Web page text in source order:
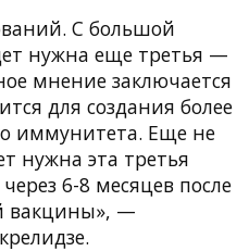
С большой
нужна еще третья —
мнение заключается
для создания более
иммунитета. Еще не
нужна эта третья
6-8 месяцев после
вакцины», —